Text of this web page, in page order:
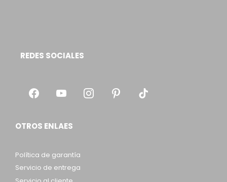
REDES SOCIALES
OTROS ENLAES
Política de garantía
Servicio de entrega